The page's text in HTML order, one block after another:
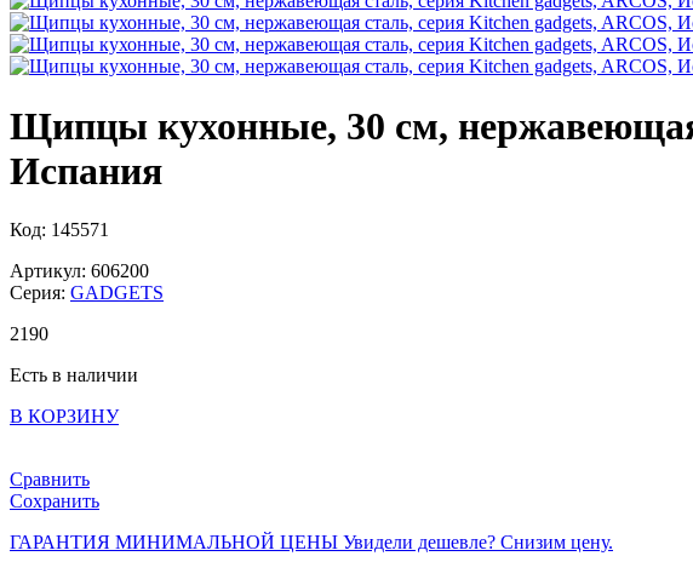
Щипцы кухонные, 30 см, нержавеющая
Испания
Код: 145571
Артикул: 606200
Серия: GADGETS
2190
Есть в наличии
В КОРЗИНУ
Сравнить
Сохранить
ГАРАНТИЯ МИНИМАЛЬНОЙ ЦЕНЫ Увидели дешевле? Снизим цену.